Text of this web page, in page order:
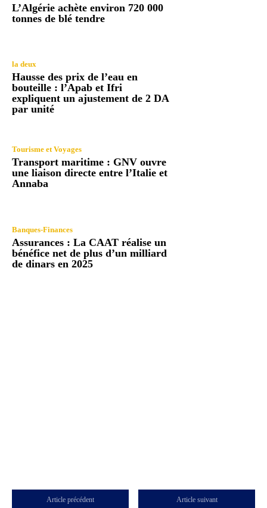
L’Algérie achète environ 720 000
tonnes de blé tendre
la deux
Hausse des prix de l’eau en
bouteille : l’Apab et Ifri
expliquent un ajustement de 2 DA
par unité
Tourisme et Voyages
Transport maritime : GNV ouvre
une liaison directe entre l’Italie et
Annaba
Banques-Finances
Assurances : La CAAT réalise un
bénéfice net de plus d’un milliard
de dinars en 2025
Article précédent Article suivant